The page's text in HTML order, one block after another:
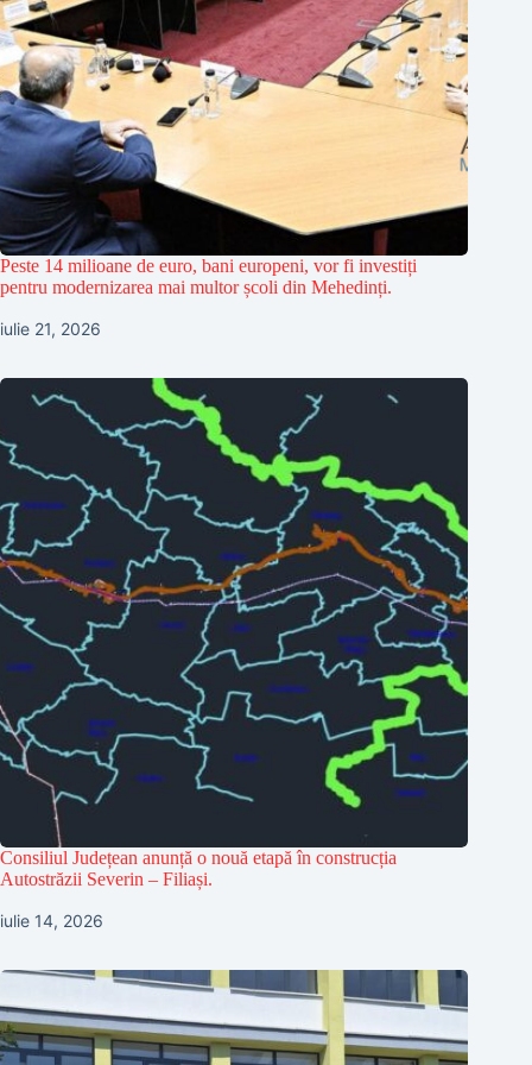
Peste 14 milioane de euro, bani europeni, vor fi investiți
pentru modernizarea mai multor școli din Mehedinți.
iulie 21, 2026
Consiliul Județean anunță o nouă etapă în construcția
Autostrăzii Severin – Filiași.
iulie 14, 2026